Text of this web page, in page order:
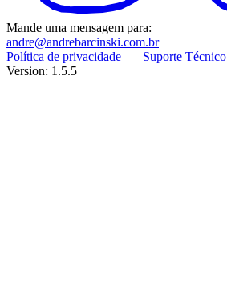
Mande uma mensagem para:
andre@andrebarcinski.com.br
Política de privacidade | Suporte Técnico
Version: 1.5.5